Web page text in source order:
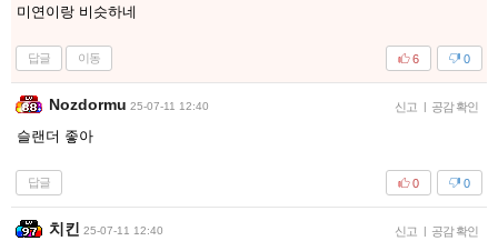
미연이랑 비슷하네
답글 이동 0
6
Nozdormu 25-07-11 12:40 신고 | 공감 확인
슬랜더 좋아
답글 0
0
치킨 25-07-11 12:40 신고 | 공감 확인